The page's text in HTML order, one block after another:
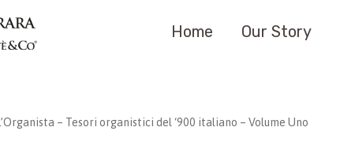
Home Our Story
L’Organista – Tesori organistici del ‘900 italiano – Volume Uno